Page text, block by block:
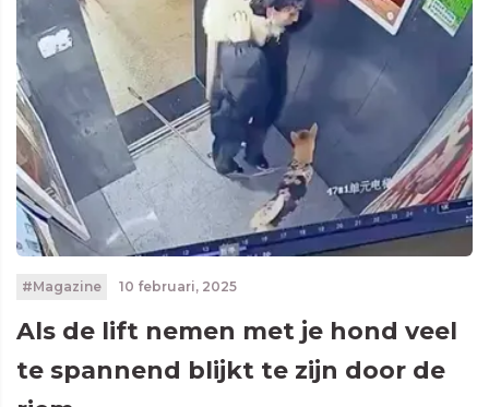
#Magazine 10 februari, 2025
Als de lift nemen met je hond veel
te spannend blijkt te zijn door de